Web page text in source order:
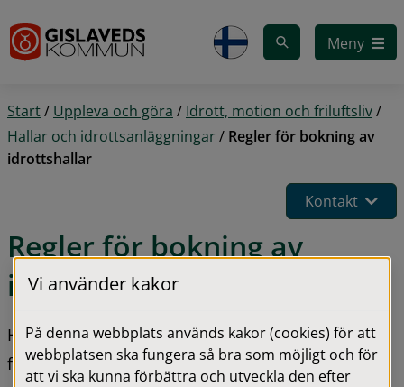
Meny
Start/ Uppleva och göra / Idrott, motion och friluftsliv/
Hallar och idrottsanläggningar/ Regler för bokning av
idrottshallar
Kontakt
Regler för bokning av
idrottshallar
Här informerar vi om de reglerna som finns för att
få hyra en lokal eller idrottsanläggning.
Vi använder kakor
På denna webbplats används kakor (cookies) för att
webbplatsen ska fungera så bra som möjligt och för
att vi ska kunna förbättra och utveckla den efter